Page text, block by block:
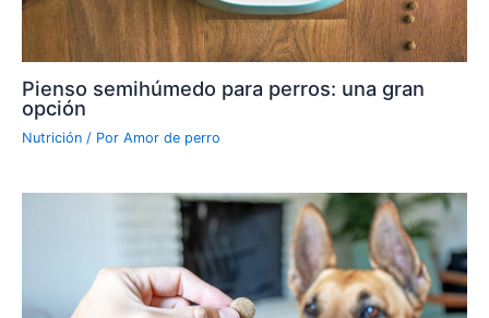
Pienso semihúmedo para perros: una gran
opción
Nutrición / Por Amor de perro